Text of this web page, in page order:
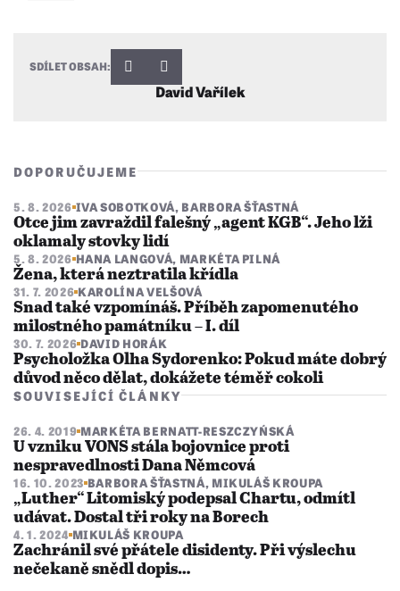
David Vařílek
SDÍLET OBSAH:
DOPORUČUJEME
5. 8. 2026 IVA SOBOTKOVÁ, BARBORA ŠŤASTNÁ
Otce jim zavraždil falešný „agent KGB“. Jeho lži
oklamaly stovky lidí
5. 8. 2026 HANA LANGOVÁ, MARKÉTA PILNÁ
Žena, která neztratila křídla
31. 7. 2026 KAROLÍNA VELŠOVÁ
Snad také vzpomínáš. Příběh zapomenutého
milostného památníku – I. díl
30. 7. 2026 DAVID HORÁK
Psycholožka Olha Sydorenko: Pokud máte dobrý
důvod něco dělat, dokážete téměř cokoli
SOUVISEJÍCÍ ČLÁNKY
26. 4. 2019 MARKÉTA BERNATT-RESZCZYŃSKÁ
U vzniku VONS stála bojovnice proti
nespravedlnosti Dana Němcová
16. 10. 2023 BARBORA ŠŤASTNÁ, MIKULÁŠ KROUPA
„Luther“ Litomiský podepsal Chartu, odmítl
udávat. Dostal tři roky na Borech
4. 1. 2024 MIKULÁŠ KROUPA
Zachránil své přátele disidenty. Při výslechu
nečekaně snědl dopis…